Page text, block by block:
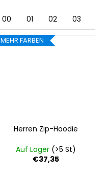
06 07
00 01 02 03
MEHR FARBEN
Herren Zip-Hoodie
Auf Lager (>5 St)
€37,35